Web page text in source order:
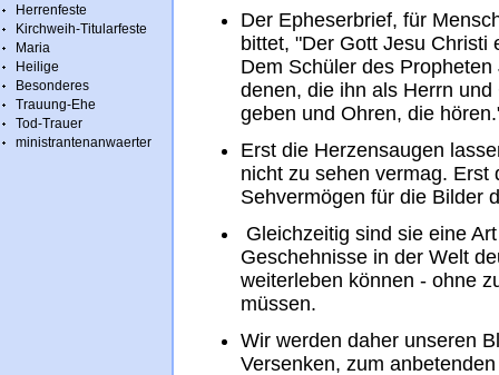
Herrenfeste
Kirchweih-Titularfeste
Maria
Heilige
Besonderes
Trauung-Ehe
Tod-Trauer
ministrantenanwaerter
Der Epheserbrief, für
bittet, "Der Gott Jesu Christi
Dem Schüler des
denen, die ihn als Herrn
geben und Ohren, die
Erst die Herzensaugen
nicht zu sehen vermag.
Sehvermögen für die Bilder
Gleichzeitig sind sie eine
Geschehnisse in der Welt
weiterleben können - ohne
müssen.
Wir werden daher unseren
Versenken, zum